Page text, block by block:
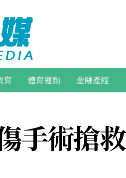
育 體育運動 金融產經
手術搶救